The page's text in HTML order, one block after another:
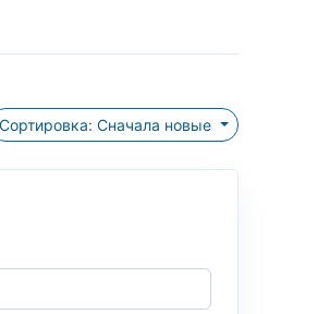
Сортировка: Сначала новые